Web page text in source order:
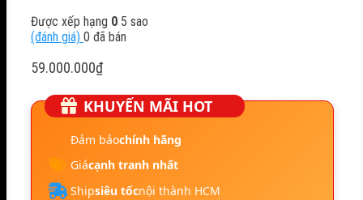
Được xếp hạng 0 5 sao
(đánh giá) 0 đã bán
59.000.000₫
KHUYẾN MÃI HOT
Đảm bảochính hãng
Giácạnh tranh nhất
Shipsiêu tốcnội thành HCM